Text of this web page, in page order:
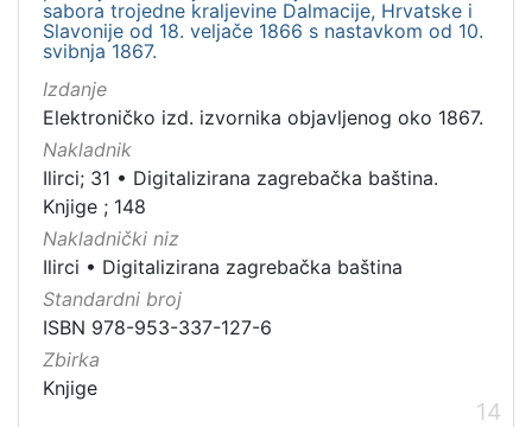
sabora trojedne kraljevine Dalmacije, Hrvatske i
Slavonije od 18. veljače 1866 s nastavkom od 10.
svibnja 1867.
Izdanje
Elektroničko izd. izvornika objavljenog oko 1867.
Nakladnik
Ilirci; 31 • Digitalizirana zagrebačka baština.
Knjige ; 148
Nakladnički niz
Ilirci • Digitalizirana zagrebačka baština
Standardni broj
ISBN 978-953-337-127-6
Zbirka
Knjige
14